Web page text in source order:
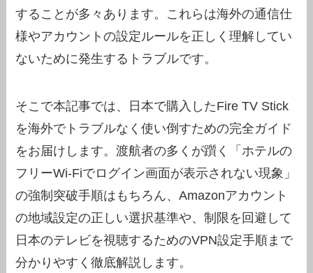
することが多々あります。これらは海外の通信仕
様やアカウントの設定ルールを正しく理解してい
ないために発生するトラブルです。
そこで本記事では、日本で購入したFire TV Stick
を海外でトラブルなく使い倒すための完全ガイド
をお届けします。渡航者の多くが躓く「ホテルの
フリーWi-Fiでログイン画面が表示されない現象」
の強制突破手順はもちろん、Amazonアカウント
の地域設定の正しい選択基準や、制限を回避して
日本のテレビを視聴するためのVPN設定手順まで
分かりやすく徹底解説します。